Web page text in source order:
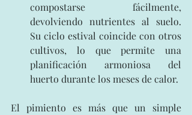
compostarse fácilmente,
devolviendo nutrientes al suelo.
Su ciclo estival coincide con otros
cultivos, lo que permite una
planificación armoniosa del
huerto durante los meses de calor.
El pimiento es más que un simple